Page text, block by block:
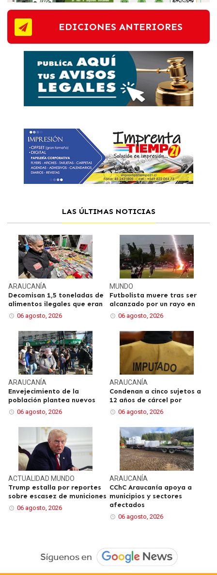
EDICIONES ANTERIORES
LAS ÚLTIMAS NOTICIAS
ARAUCANÍA
Decomisan 1,5 toneladas de
alimentos ilegales que eran
06 agosto, 2026
MUNDO
Futbolista muere tras ser
alcanzado por un rayo en
06 agosto, 2026
ARAUCANÍA
Envejecimiento de la
población plantea nuevos
06 agosto, 2026
ARAUCANÍA
Condenan a cinco sujetos a
12 años de cárcel por
06 agosto, 2026
ACTUALIDADMUNDO
Trump estalla por reportes
sobre escasez de municiones
06 agosto, 2026
ARAUCANÍA
CChC Araucanía apoya a
municipios y sectores
afectados
06 agosto, 2026